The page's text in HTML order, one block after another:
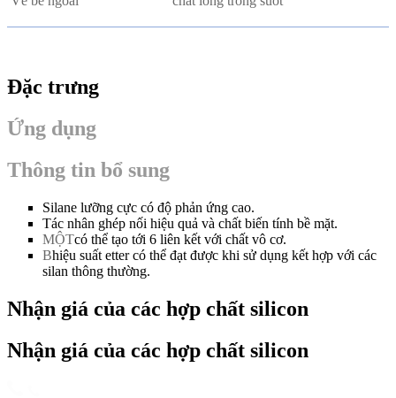
Đặc trưng
Ứng dụng
Thông tin bổ sung
Silane lưỡng cực có độ phản ứng cao.
Tác nhân ghép nối hiệu quả và chất biến tính bề mặt.
MỘTcó thể tạo tới 6 liên kết với chất vô cơ.
Bhiệu suất etter có thể đạt được khi sử dụng kết hợp với các
silan thông thường.
Nhận giá của các hợp chất silicon
Nhận giá của các hợp chất silicon